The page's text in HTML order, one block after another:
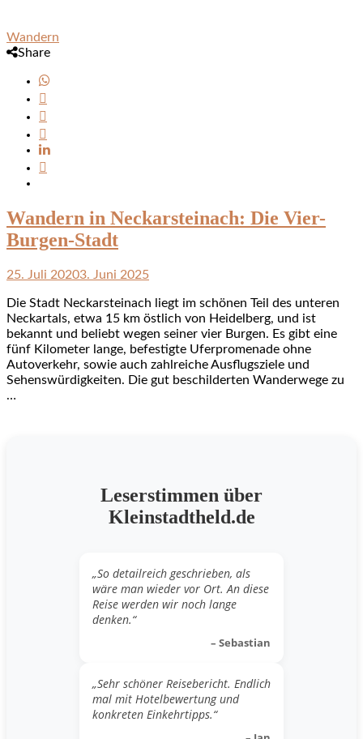
Wandern
Share
Wandern in Neckarsteinach: Die Vier-
Burgen-Stadt
25. Juli 20203. Juni 2025
Die Stadt Neckarsteinach liegt im schönen Teil des unteren
Neckartals, etwa 15 km östlich von Heidelberg, und ist
bekannt und beliebt wegen seiner vier Burgen. Es gibt eine
fünf Kilometer lange, befestigte Uferpromenade ohne
Autoverkehr, sowie auch zahlreiche Ausflugsziele und
Sehenswürdigkeiten. Die gut beschilderten Wanderwege zu
…
Leserstimmen über
Kleinstadtheld.de
„So detailreich geschrieben, als
wäre man wieder vor Ort. An diese
Reise werden wir noch lange
denken.“
– Sebastian
„Sehr schöner Reisebericht. Endlich
mal mit Hotelbewertung und
konkreten Einkehrtipps.“